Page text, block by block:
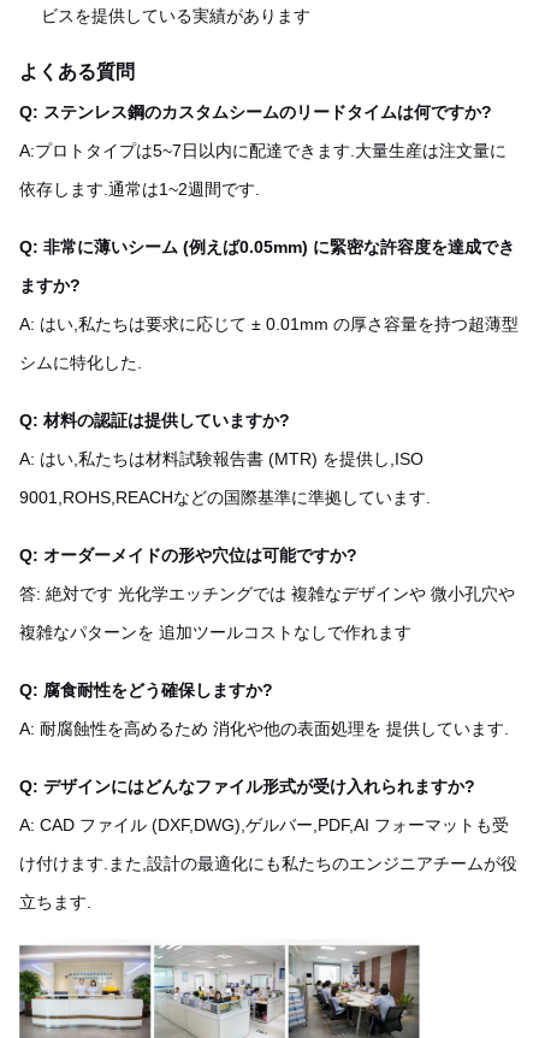
ビスを提供している実績があります
よくある質問
Q: ステンレス鋼のカスタムシームのリードタイムは何ですか?
A:プロトタイプは5~7日以内に配達できます.大量生産は注文量に
依存します.通常は1~2週間です.
Q: 非常に薄いシーム (例えば0.05mm) に緊密な許容度を達成でき
ますか?
A: はい,私たちは要求に応じて ± 0.01mm の厚さ容量を持つ超薄型
シムに特化した.
Q: 材料の認証は提供していますか?
A: はい,私たちは材料試験報告書 (MTR) を提供し,ISO
9001,ROHS,REACHなどの国際基準に準拠しています.
Q: オーダーメイドの形や穴位は可能ですか?
答: 絶対です 光化学エッチングでは 複雑なデザインや 微小孔穴や
複雑なパターンを 追加ツールコストなしで作れます
Q: 腐食耐性をどう確保しますか?
A: 耐腐蝕性を高めるため 消化や他の表面処理を 提供しています.
Q: デザインにはどんなファイル形式が受け入れられますか?
A: CAD ファイル (DXF,DWG),ゲルバー,PDF,AI フォーマットも受
け付けます.また,設計の最適化にも私たちのエンジニアチームが役
立ちます.